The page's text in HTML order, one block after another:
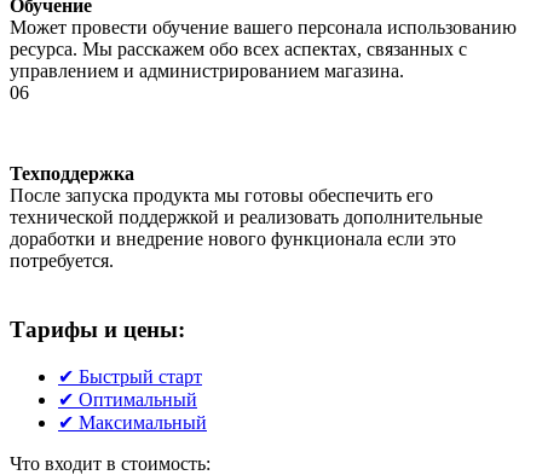
Обучение
Может провести обучение вашего персонала использованию
ресурса. Мы расскажем обо всех аспектах, связанных с
управлением и администрированием магазина.
06
Техподдержка
После запуска продукта мы готовы обеспечить его
технической поддержкой и реализовать дополнительные
доработки и внедрение нового функционала если это
потребуется.
Тарифы и цены:
✔ Быстрый старт
✔ Оптимальный
✔ Максимальный
Что входит в стоимость: